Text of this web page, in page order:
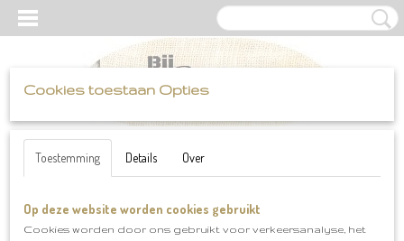
Inloggen Registreren UW WINKELWAGEN
Home >Scheepjes>Colour Crafter >Scheepjes Colour Crafter
Eindhoven kleurnr 1114
Cookies toestaan Opties
Toestemming Details Over
Op deze website worden cookies gebruikt
Cookies worden door ons gebruikt voor verkeersanalyse, het